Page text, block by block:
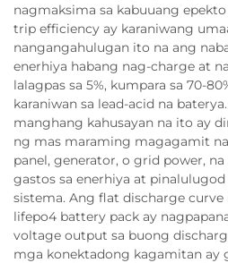
nagmaksima sa kabuuang
trip efficiency ay karaniwang
nangangahulugan ito na ang
enerhiya habang nag-charge at
lalagpas sa 5%, kumpara sa 70-
karaniwan sa lead-acid na
manghang kahusayan na ito ay
ng mas maraming magagamit
panel, generator, o grid power,
gastos sa enerhiya at
sistema. Ang flat discharge curve
lifepo4 battery pack ay
voltage output sa buong
mga konektadong kagamitan ay